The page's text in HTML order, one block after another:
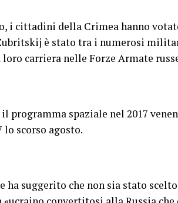
i cittadini della Crimea hanno
è stato tra i numerosi
carriera nelle Forze Armate
spaziale nel 2017
scorso agosto.
ha suggerito che non sia stato